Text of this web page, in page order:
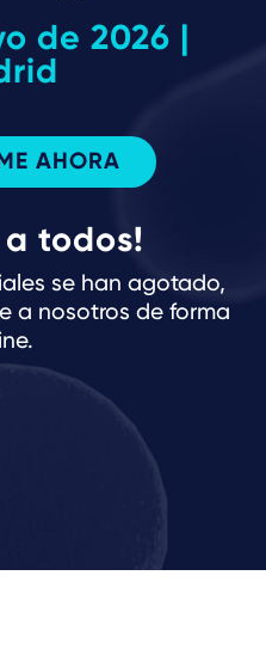
de 2026 |
AHORA
a todos!
se han agotado,
a nosotros de forma